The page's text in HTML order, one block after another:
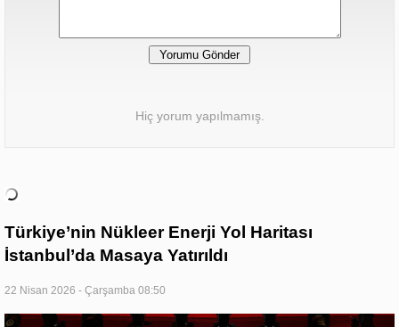
Hiç yorum yapılmamış.
Türkiye’nin Nükleer Enerji Yol Haritası
İstanbul’da Masaya Yatırıldı
22 Nisan 2026 - Çarşamba 08:50